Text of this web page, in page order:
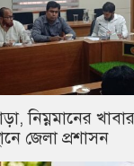
নিম্নমানের
জেলা প্রশাসন